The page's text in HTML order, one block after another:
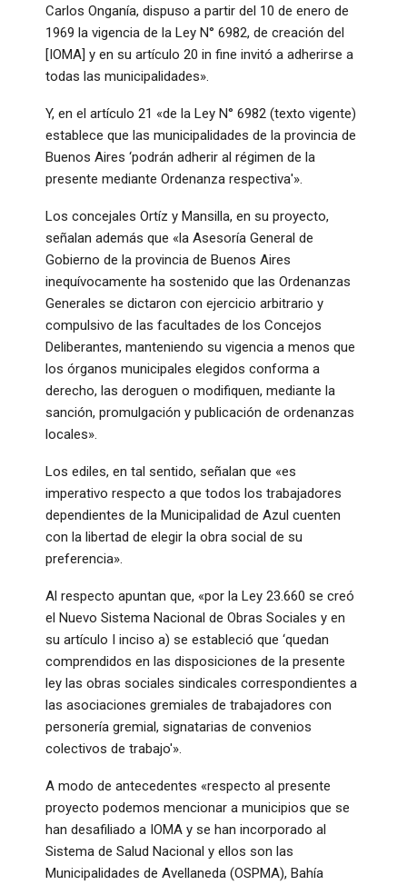
Carlos Onganía, dispuso a partir del 10 de enero de
1969 la vigencia de la Ley N° 6982, de creación del
[IOMA] y en su artículo 20 in fine invitó a adherirse a
todas las municipalidades».
Y, en el artículo 21 «de la Ley N° 6982 (texto vigente)
establece que las municipalidades de la provincia de
Buenos Aires ‘podrán adherir al régimen de la
presente mediante Ordenanza respectiva'».
Los concejales Ortíz y Mansilla, en su proyecto,
señalan además que «la Asesoría General de
Gobierno de la provincia de Buenos Aires
inequívocamente ha sostenido que las Ordenanzas
Generales se dictaron con ejercicio arbitrario y
compulsivo de las facultades de los Concejos
Deliberantes, manteniendo su vigencia a menos que
los órganos municipales elegidos conforma a
derecho, las deroguen o modifiquen, mediante la
sanción, promulgación y publicación de ordenanzas
locales».
Los ediles, en tal sentido, señalan que «es
imperativo respecto a que todos los trabajadores
dependientes de la Municipalidad de Azul cuenten
con la libertad de elegir la obra social de su
preferencia».
Al respecto apuntan que, «por la Ley 23.660 se creó
el Nuevo Sistema Nacional de Obras Sociales y en
su artículo I inciso a) se estableció que ‘quedan
comprendidos en las disposiciones de la presente
ley las obras sociales sindicales correspondientes a
las asociaciones gremiales de trabajadores con
personería gremial, signatarias de convenios
colectivos de trabajo'».
A modo de antecedentes «respecto al presente
proyecto podemos mencionar a municipios que se
han desafiliado a IOMA y se han incorporado al
Sistema de Salud Nacional y ellos son las
Municipalidades de Avellaneda (OSPMA), Bahía